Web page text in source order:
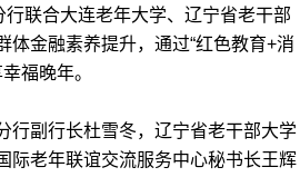
联合大连老年大学、辽宁省老干部
金融素养提升，通过“红色教育+消
福晚年。
副行长杜雪冬，辽宁省老干部大学
际老年联谊交流服务中心秘书长王辉